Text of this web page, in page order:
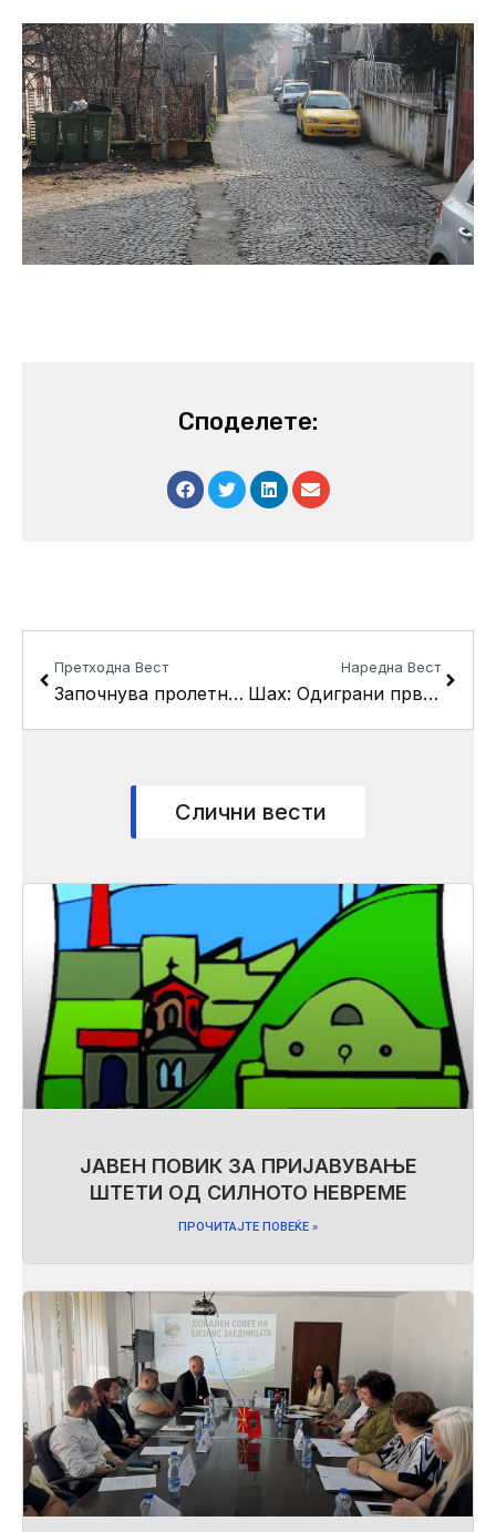
Споделете:
Претходна Вест
Започнува пролетниот дел на шаховската лига
Наредна Вест
Шах: Одиграни првите натпревари во пролетниот дел
Слични вести
ЈАВЕН ПОВИК ЗА ПРИЈАВУВАЊЕ
ШТЕТИ ОД СИЛНОТО НЕВРЕМЕ
ПРОЧИТАЈТЕ ПОВЕЌЕ »